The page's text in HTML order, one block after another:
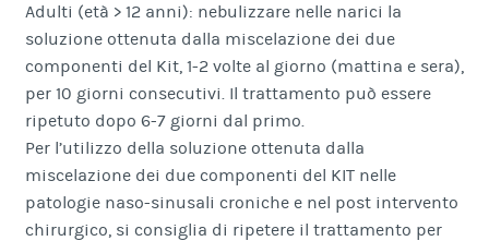
Adulti (età > 12 anni): nebulizzare nelle narici la
soluzione ottenuta dalla miscelazione dei due
componenti del Kit, 1-2 volte al giorno (mattina e sera),
per 10 giorni consecutivi. Il trattamento può essere
ripetuto dopo 6-7 giorni dal primo.
Per l’utilizzo della soluzione ottenuta dalla
miscelazione dei due componenti del KIT nelle
patologie naso-sinusali croniche e nel post intervento
chirurgico, si consiglia di ripetere il trattamento per